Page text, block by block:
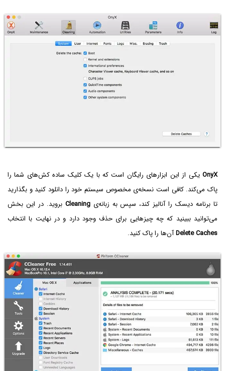
OnyX یکی از این ابزارهای رایگان است که با یک کلیک ساده کش‌های شما را
پاک می‌کند. کافی است نسخه‌ی مخصوص سیستم خود را دانلود کنید و بگذارید
تا برنامه دیسک را آنالیز کند، سپس به زبانه‌یCleaning بروید. در این بخش
می‌توانید ببینید که چه چیزهایی برای حذف وجود دارد و در نهایت با انتخاب
Delete Cachesآن‌ها را پاک کنید.